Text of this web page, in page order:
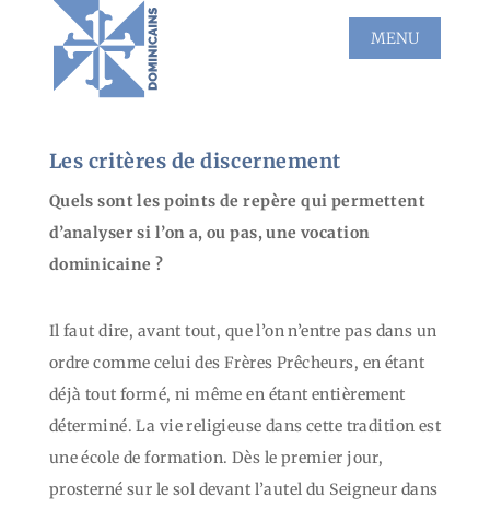
Les critères de discernement
Quels sont les points de repère qui permettent
d’analyser si l’on a, ou pas, une vocation
dominicaine ?
Il faut dire, avant tout, que l’on n’entre pas dans un
ordre comme celui des Frères Prêcheurs, en étant
déjà tout formé, ni même en étant entièrement
déterminé. La vie religieuse dans cette tradition est
une école de formation. Dès le premier jour,
prosterné sur le sol devant l’autel du Seigneur dans